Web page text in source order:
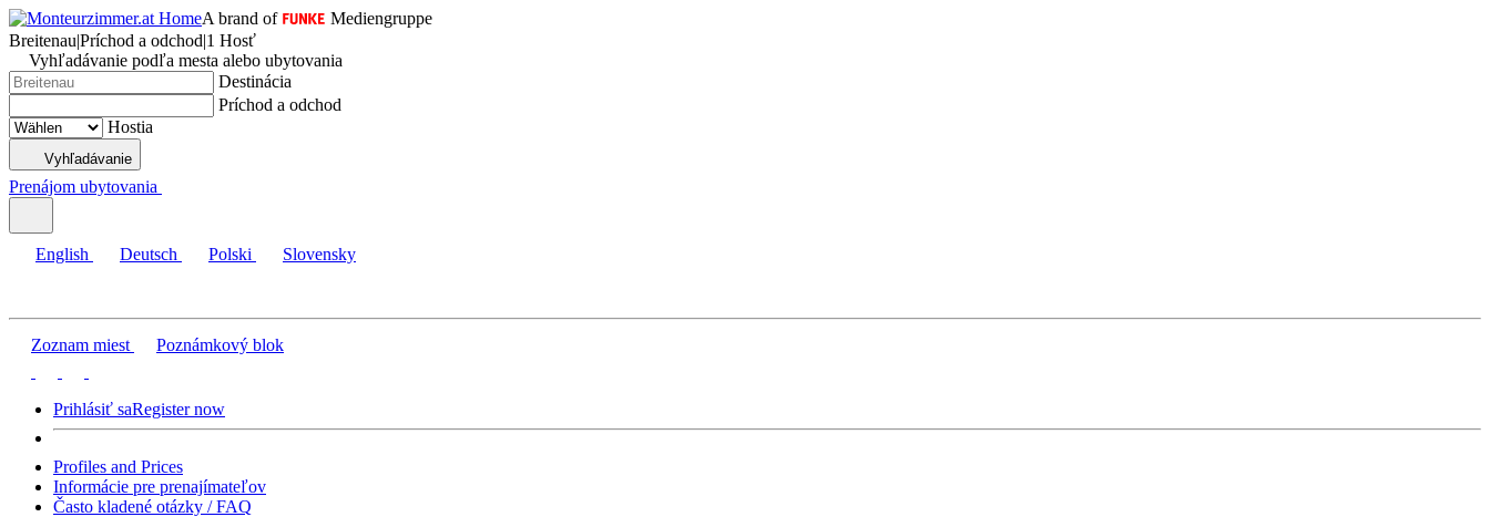
A brand of
Mediengruppe
Breitenau|Príchod a odchod|1 Hosť
Vyhľadávanie podľa mesta alebo ubytovania
Destinácia
Príchod a odchod
Hostia
Vyhľadávanie
Prenájom ubytovania
English Deutsch Polski Slovensky
Zoznam miest Poznámkový blok
Prihlásiť saRegister now
Profiles and Prices
Informácie pre prenajímateľov
Často kladené otázky / FAQ